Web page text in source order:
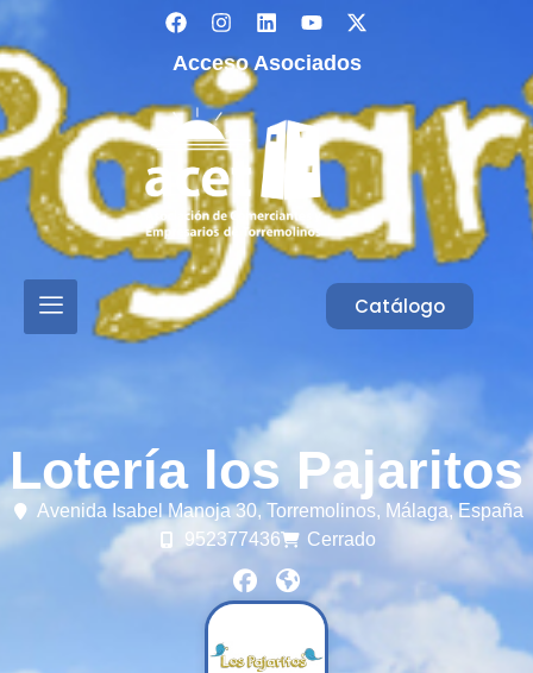
Acceso Asociados
Catálogo
Lotería los Pajaritos
Avenida Isabel Manoja 30, Torremolinos, Málaga,España
952377436
Cerrado